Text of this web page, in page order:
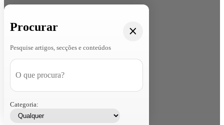
Procurar
Pesquise artigos, secções e conteúdos
Categoria: